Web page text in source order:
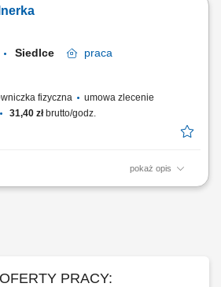
i polecanie dodatkowych dań lub napojów.
w celu sprawnej realizacji zamówień.
Siedlce
praca
fizyczna
umowa zlecenie
31,40 złbrutto/godz.
pokaż opis
i dbanie o wysoki standard serwisu;
PRACY: